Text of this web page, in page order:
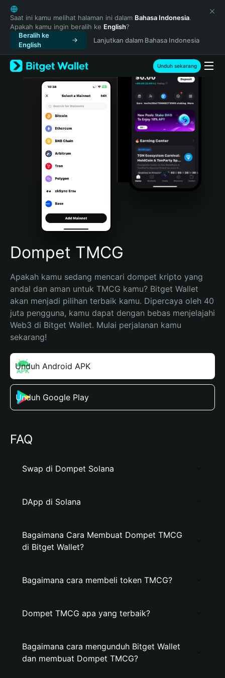
English
日本語
Tiếng Việt
Русский
Español (Latinoamérica)
Türkçe
Italiano
Português (Portugal)
Bahasa Indonesia
Português (Brasil)
Español (Argentina)
Saat ini kamu melihat halaman ini dalam Bahasa Indonesia.
Apakah kamu ingin beralih ke English?
Beralih ke
English
Lanjutkan dalam Bahasa Indonesia
Unduh sekarang
Dompet TMCG
Apakah kamu sedang mencari dompet kripto yang
andal dan aman untuk TMCG kamu? Bitget Wallet
akan menjadi pilihan terbaik kamu. Dipercaya oleh 40
juta pengguna, kamu dapat dengan bebas menjelajahi
Web3 di Bitget Wallet. Mulai perjalanan kamu
sekarang!
Unduh Android APK
Unduh Google Play
FAQ
Swap di Dompet Solana
DApp di Solana
Bagaimana Cara Membuat Dompet TMCG
di Bitget Wallet?
Bagaimana cara membeli token TMCG?
Dompet TMCG apa yang terbaik?
Bagaimana cara mengunduh Bitget Wallet
dan membuat Dompet TMCG?